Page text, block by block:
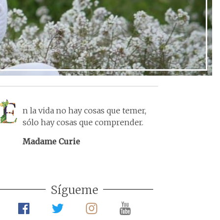
n la vida no hay cosas que temer,
sólo hay cosas que comprender.
Madame Curie
Sígueme